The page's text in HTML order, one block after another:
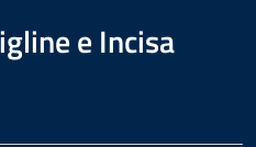
e Incisa